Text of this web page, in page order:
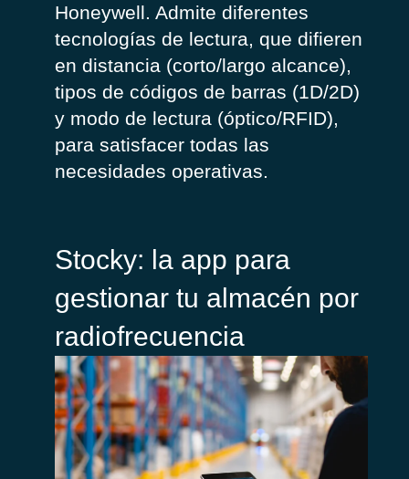
Honeywell. Admite diferentes
tecnologías de lectura, que difieren
en distancia (corto/largo alcance),
tipos de códigos de barras (1D/2D)
y modo de lectura (óptico/RFID),
para satisfacer todas las
necesidades operativas.
Stocky: la app para
gestionar tu almacén por
radiofrecuencia